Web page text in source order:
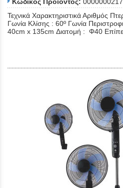
Κωδικός Προϊόντος:
Τεχνικά Χαρακτηριστικά Αριθμός
Γωνία Κλίσης : 60º Γωνία
40cm x 135cm Διατομή : Φ40